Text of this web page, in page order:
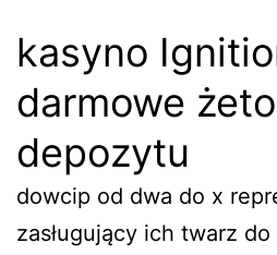
kasyno
darmowe
depozytu
dowcip od dwa do x
zasługujący ich twarz